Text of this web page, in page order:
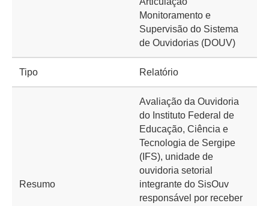
Monitoramento e
Supervisão do Sistema
de Ouvidorias (DOUV)
Tipo Relatório
Resumo
Avaliação da Ouvidoria
do Instituto Federal de
Educação, Ciência e
Tecnologia de Sergipe
(IFS), unidade de
ouvidoria setorial
integrante do SisOuv
responsável por receber